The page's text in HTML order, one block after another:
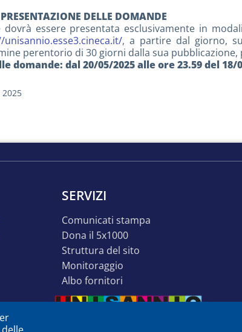
DELLE DOMANDE
essere presentata esclusivamente in
, a partire dal giorno,
perentorio di 30 giorni dalla sua pubblicazione,
domande: dal 20/05/2025 alle ore 23.59 del 18/
SERVIZI
comunicati stampa
dona il 5x1000
struttura del sito
monitoraggio
albo fornitori